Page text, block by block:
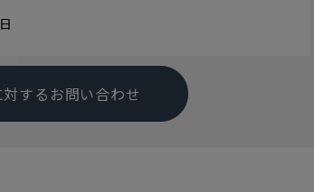
するお問い合わせ